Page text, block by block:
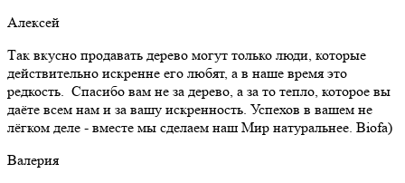
Алексей
Так вкусно продавать дерево могут только люди, которые
действительно искренне его любят, а в наше время это
редкость. Спасибо вам не за дерево, а за то тепло, которое вы
даёте всем нам и за вашу искренность. Успехов в вашем не
лёгком деле - вместе мы сделаем наш Мир натуральнее. Biofa)
Валерия